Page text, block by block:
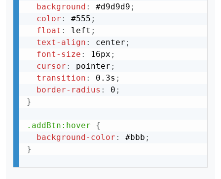
background : #d9d9d9 ;
color : #555 ;
float : left ;
text-align : center ;
font-size : 16px ;
cursor : pointer ;
transition : 0.3s ;
border-radius : 0 ;
}
.addBtn:hover
{
background-color : #bbb ;
}